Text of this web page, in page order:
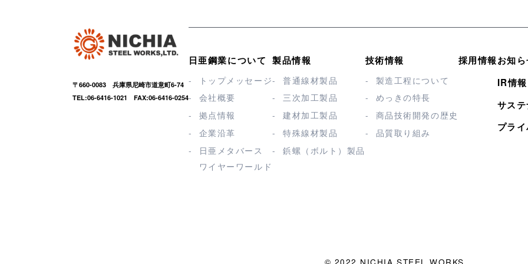
〒660-0083 兵庫県尼崎市道意町6-74
TEL:06-6416-1021 FAX:06-6416-0254
日亜鋼業について
トップメッセージ
会社概要
拠点情報
企業沿革
日亜メタバース
ワイヤーワールド
製品情報
普通線材製品
三次加工製品
建材加工製品
特殊線材製品
鋲螺（ボルト）製品
技術情報
製造工程について
めっきの特長
商品技術開発の歴史
品質取り組み
採用情報お知
IR情報
サス
プラ
© 2022 NICHIA STEEL WORKS.